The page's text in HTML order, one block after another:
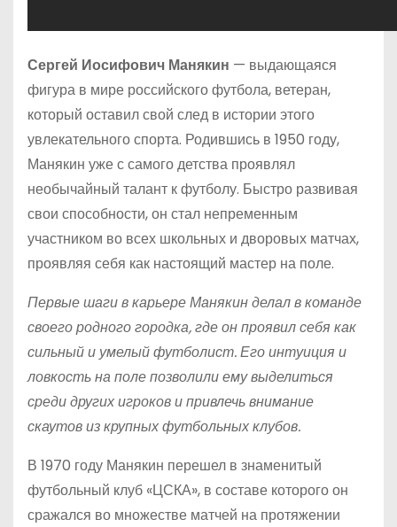
Сергей Иосифович Манякин — выдающаяся
фигура в мире российского футбола, ветеран,
который оставил свой след в истории этого
увлекательного спорта. Родившись в 1950 году,
Манякин уже с самого детства проявлял
необычайный талант к футболу. Быстро развивая
свои способности, он стал непременным
участником во всех школьных и дворовых матчах,
проявляя себя как настоящий мастер на поле.
Первые шаги в карьере Манякин делал в команде
своего родного городка, где он проявил себя как
сильный и умелый футболист. Его интуиция и
ловкость на поле позволили ему выделиться
среди других игроков и привлечь внимание
скаутов из крупных футбольных клубов.
В 1970 году Манякин перешел в знаменитый
футбольный клуб «ЦСКА», в составе которого он
сражался во множестве матчей на протяжении